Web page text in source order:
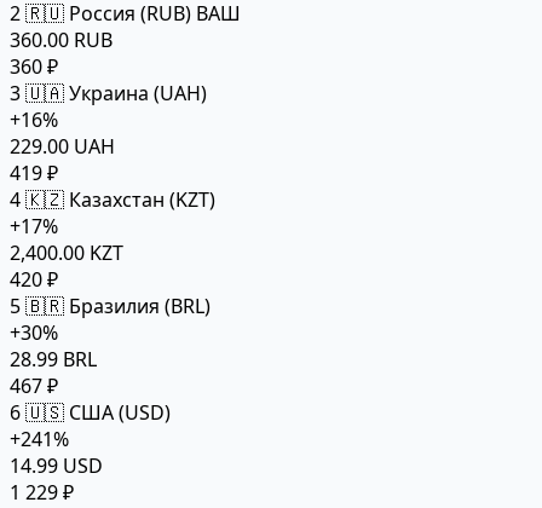
2🇷🇺 Россия (RUB) ВАШ
360.00 RUB
360 ₽
3🇺🇦 Украина (UAH)
+16%
229.00 UAH
419 ₽
4🇰🇿 Казахстан (KZT)
+17%
2,400.00 KZT
420 ₽
5🇧🇷 Бразилия (BRL)
+30%
28.99 BRL
467 ₽
6🇺🇸 США (USD)
+241%
14.99 USD
1 229 ₽